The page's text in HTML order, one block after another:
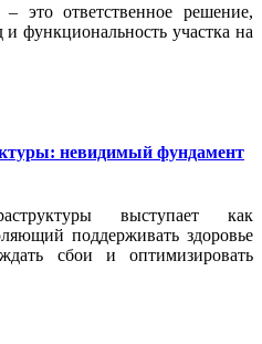
это ответственное решение,
функциональность участка на
невидимый фундамент
выступает как
поддерживать здоровье
сбои и оптимизировать